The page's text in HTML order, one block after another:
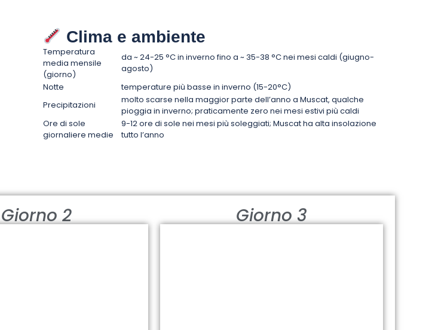
Clima e ambiente
Temperatura
media mensile
(giorno)
da ~ 24-25 °C in inverno fino a ~ 35-38 °C nei mesi caldi (giugno-
agosto)
Notte
temperature più basse in inverno (15-20°C)
Precipitazioni
molto scarse nella maggior parte dell’anno a Muscat, qualche
pioggia in inverno; praticamente zero nei mesi estivi più caldi
Ore di sole
giornaliere medie
9-12 ore di sole nei mesi più soleggiati; Muscat ha alta insolazione
tutto l’anno
Giorno 2 Giorno 3